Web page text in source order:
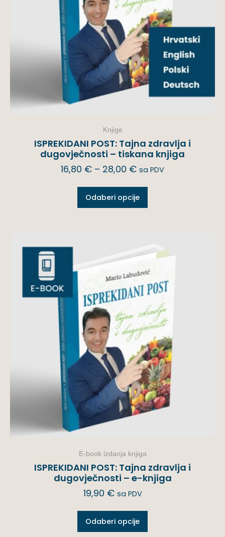
Knjige
ISPREKIDANI POST: Tajna zdravlja i
dugovječnosti – tiskana knjiga
16,80 € – 28,00 € sa PDV
Odaberi opcije
E-book izdanja knjiga
ISPREKIDANI POST: Tajna zdravlja i
dugovječnosti – e-knjiga
19,90 € sa PDV
Odaberi opcije